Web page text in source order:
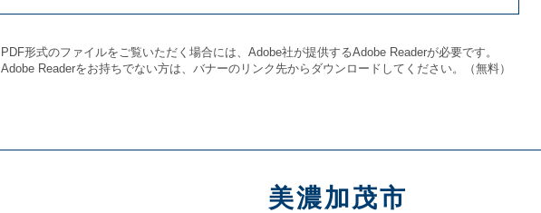
PDF形式のファイルをご覧いただく場合には、Adobe社が提供するAdobe Readerが必要です。
Adobe Readerをお持ちでない方は、バナーのリンク先からダウンロードしてください。（無料）
美濃加茂市